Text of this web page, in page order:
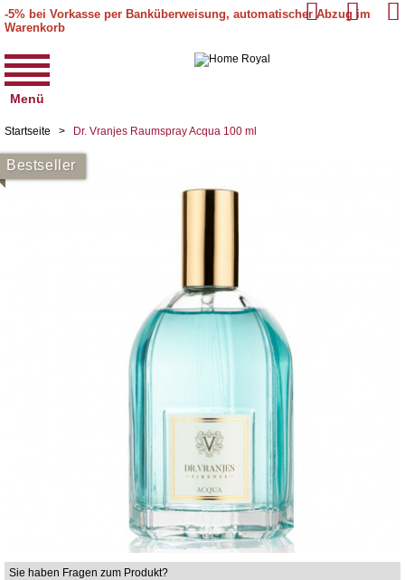
-5% bei Vorkasse per Banküberweisung, automatischer Abzug im
Warenkorb
Menü
Startseite > Dr. Vranjes Raumspray Acqua 100 ml
Bestseller
Sie haben Fragen zum Produkt?